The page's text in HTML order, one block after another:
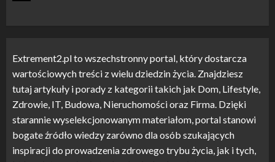
Extrement2.pl to wszechstronny portal, który dostarcza
wartościowych treści z wielu dziedzin życia. Znajdziesz
tutaj artykuły i porady z kategorii takich jak Dom, Lifestyle,
Zdrowie, IT, Budowa, Nieruchomości oraz Firma. Dzięki
starannie wyselekcjonowanym materiałom, portal stanowi
bogate źródło wiedzy zarówno dla osób szukających
inspiracji do prowadzenia zdrowego trybu życia, jak i tych,